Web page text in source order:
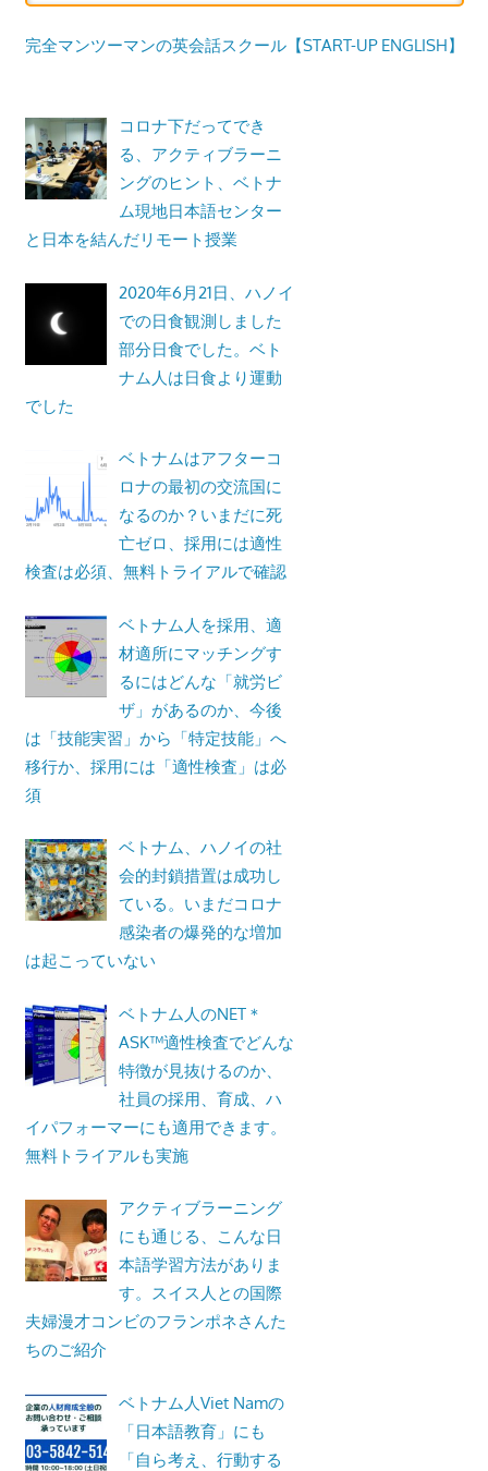
完全マンツーマンの英会話スクール【START-UP ENGLISH】
コロナ下だってでき
る、アクティブラーニ
ングのヒント、ベトナ
ム現地日本語センター
と日本を結んだリモート授業
2020年6月21日、ハノイ
での日食観測しました
部分日食でした。ベト
ナム人は日食より運動
でした
ベトナムはアフターコ
ロナの最初の交流国に
なるのか？いまだに死
亡ゼロ、採用には適性
検査は必須、無料トライアルで確認
ベトナム人を採用、適
材適所にマッチングす
るにはどんな「就労ビ
ザ」があるのか、今後
は「技能実習」から「特定技能」へ
移行か、採用には「適性検査」は必
須
ベトナム、ハノイの社
会的封鎖措置は成功し
ている。いまだコロナ
感染者の爆発的な増加
は起こっていない
ベトナム人のNET＊
ASK™適性検査でどんな
特徴が見抜けるのか、
社員の採用、育成、ハ
イパフォーマーにも適用できます。
無料トライアルも実施
アクティブラーニング
にも通じる、こんな日
本語学習方法がありま
す。スイス人との国際
夫婦漫才コンビのフランポネさんた
ちのご紹介
ベトナム人Viet Namの
「日本語教育」にも
「自ら考え、行動する